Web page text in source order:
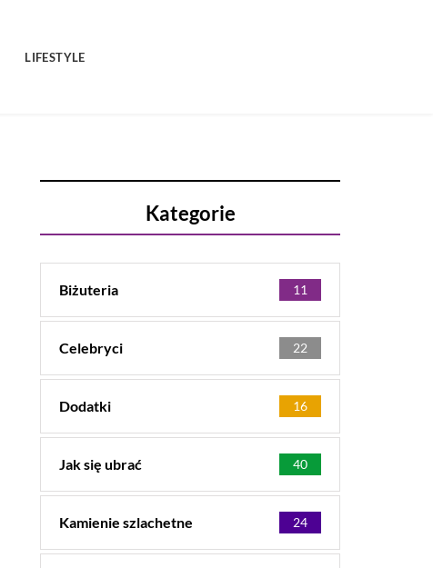
LIFESTYLE
Kategorie
Biżuteria 11
Celebryci 22
Dodatki 16
Jak się ubrać 40
Kamienie szlachetne 24